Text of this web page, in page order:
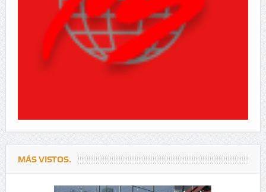
MÁS VISTOS.